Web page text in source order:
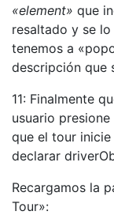
«element» que
resaltado y se
tenemos a
descripción que
11: Finalmente
usuario
que el tour
declarar
Recargamos la
Tour»: